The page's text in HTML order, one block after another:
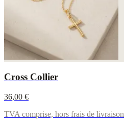
Cross Collier
36,00 €
TVA comprise, hors frais de livraison